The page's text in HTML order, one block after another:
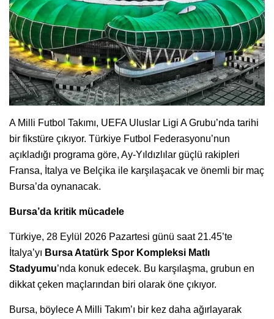
A Milli Futbol Takımı, UEFA Uluslar Ligi A Grubu’nda tarihi
bir fikstüre çıkıyor. Türkiye Futbol Federasyonu’nun
açıkladığı programa göre, Ay-Yıldızlılar güçlü rakipleri
Fransa, İtalya ve Belçika ile karşılaşacak ve önemli bir maç
Bursa’da oynanacak.
Bursa’da kritik mücadele
Türkiye, 28 Eylül 2026 Pazartesi günü saat 21.45’te
İtalya’yı Bursa Atatürk Spor Kompleksi Matlı
Stadyumu’nda konuk edecek. Bu karşılaşma, grubun en
dikkat çeken maçlarından biri olarak öne çıkıyor.
Bursa, böylece A Milli Takım’ı bir kez daha ağırlayarak